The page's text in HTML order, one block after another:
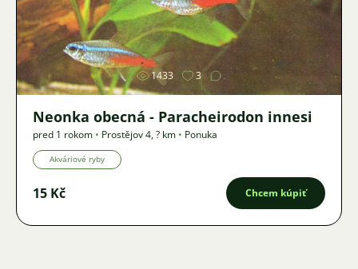
Obrázok
1433 3
Neonka obecná - Paracheirodon innesi
pred 1 rokom • Prostějov 4,? km • Ponuka
Akváriové ryby
15 Kč Chcem kúpiť